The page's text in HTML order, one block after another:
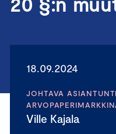
18.09.2024
JOHTAVA
Ville Kajala